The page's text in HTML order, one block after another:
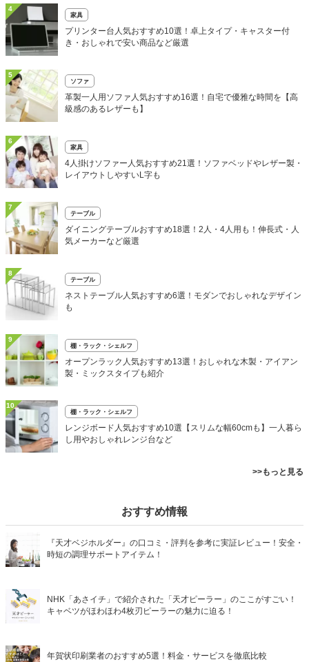
4
家具
プリンター台人気おすすめ10選！卓上タイプ・キャスター付
き・おしゃれで安い商品など厳選
5
ソファ
革製一人用ソファ人気おすすめ16選！自宅で優雅な時間を【高
級感のあるレザーも】
6
家具
4人掛けソファー人気おすすめ21選！ソファベッドやレザー製・
レイアウトしやすいL字も
7
テーブル
ダイニングテーブルおすすめ18選！2人・4人用も！伸長式・人
気メーカーなど厳選
8
テーブル
ネストテーブル人気おすすめ6選！モダンでおしゃれなデザイン
も
9
棚・ラック・シェルフ
オープンラック人気おすすめ13選！おしゃれな木製・アイアン
製・ミックスタイプも紹介
10
棚・ラック・シェルフ
レンジボード人気おすすめ10選【スリムな幅60cmも】一人暮ら
し用やおしゃれレンジ台など
>>もっと見る
おすすめ情報
『天才ベジホルダー』の口コミ・評判を参考に実証レビュー！安全・
時短の調理サポートアイテム！
NHK「あさイチ」で紹介された「天才ピーラー」のここがすごい！
キャベツがほわほわ4枚刃ピーラーの魅力に迫る！
年賀状印刷業者のおすすめ5選！料金・サービスを徹底比較